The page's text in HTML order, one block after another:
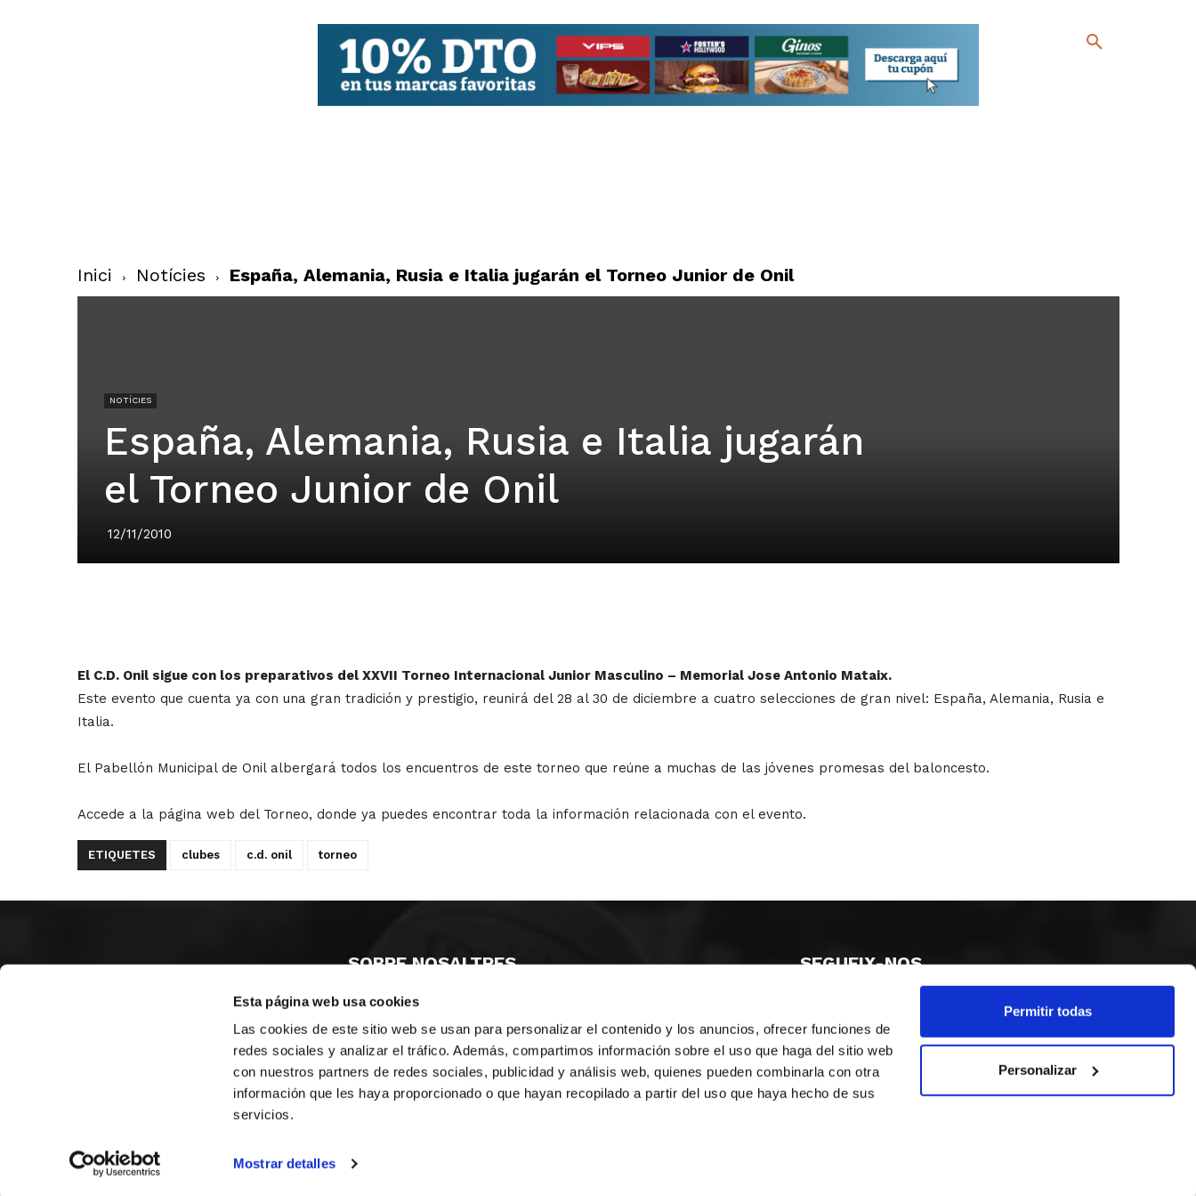
Esta página web usa cookies
Las cookies de este sitio web se usan para personalizar el contenido y los anuncios, ofrecer funciones de
redes sociales y analizar el tráfico. Además, compartimos información sobre el uso que haga del sitio web
con nuestros partners de redes sociales, publicidad y análisis web, quienes pueden combinarla con otra
información que les haya proporcionado o que hayan recopilado a partir del uso que haya hecho de sus
servicios.
Mostrar detalles
Permitir todas
Personalizar
Inici Notícies España, Alemania, Rusia e Italia jugarán el Torneo Junior de Onil
NOTÍCIES
España, Alemania, Rusia e Italia jugarán
el Torneo Junior de Onil
12/11/2010
El C.D. Onil sigue con los preparativos del XXVII Torneo Internacional Junior Masculino – Memorial Jose Antonio Mataix.
Este evento que cuenta ya con una gran tradición y prestigio, reunirá del 28 al 30 de diciembre a cuatro selecciones de gran nivel: España, Alemania, Rusia e
Italia.
El Pabellón Municipal de Onil albergará todos los encuentros de este torneo que reúne a muchas de las jóvenes promesas del baloncesto.
Accede a la página web del Torneo, donde ya puedes encontrar toda la información relacionada con el evento.
ETIQUETES clubes c.d. onil torneo
SOBRE NOSALTRES
CASTELLÓ
VALÈNCIA
MONESTIR DE POBLET 14 1ª 3º
ALACANT
CIUDAD DE MATANZAS 12
fbcv@fbcv.es
SEGUEIX-NOS
© FEDERACIÓN BALONCESTO COMUNIDAD VALENCIANA